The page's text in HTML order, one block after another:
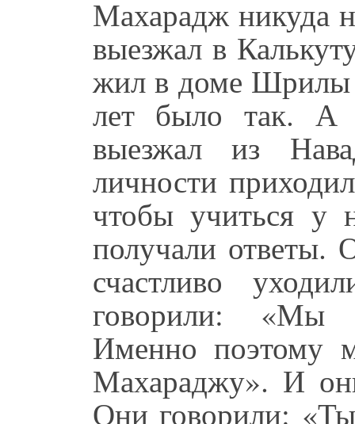
Махарадж никуда
выезжал в
жил в доме Шрилы
лет было так. А
выезжал из
личности
чтобы учиться у
получали ответы.
счастливо
говорили: «Мы
Именно поэтому
Махараджу». И
Они говорили: